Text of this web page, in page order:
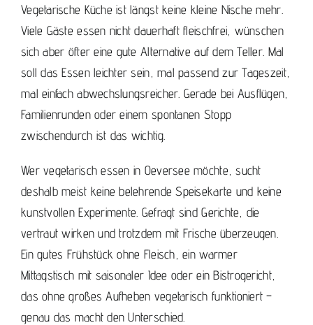
Vegetarische Küche ist längst keine kleine Nische mehr.
Viele Gäste essen nicht dauerhaft fleischfrei, wünschen
sich aber öfter eine gute Alternative auf dem Teller. Mal
soll das Essen leichter sein, mal passend zur Tageszeit,
mal einfach abwechslungsreicher. Gerade bei Ausflügen,
Familienrunden oder einem spontanen Stopp
zwischendurch ist das wichtig.
Wer vegetarisch essen in Oeversee möchte, sucht
deshalb meist keine belehrende Speisekarte und keine
kunstvollen Experimente. Gefragt sind Gerichte, die
vertraut wirken und trotzdem mit Frische überzeugen.
Ein gutes Frühstück ohne Fleisch, ein warmer
Mittagstisch mit saisonaler Idee oder ein Bistrogericht,
das ohne großes Aufheben vegetarisch funktioniert –
genau das macht den Unterschied.